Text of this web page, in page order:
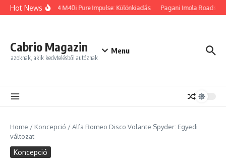
Ugrás a tartalomhoz
Hot NewsBMW Z4 M40i Pure Impulse: Különkiadás Pagani Imola Roadster:
Cabrio Magazin
azoknak, akik kedvtelésből autóznak
Menu
Home / Koncepció /Alfa Romeo Disco Volante Spyder: Egyedi
változat
Koncepció